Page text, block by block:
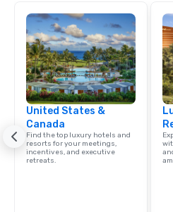
United States &
Canada
Find the top luxury hotels and
resorts for your meetings,
incentives, and executive
retreats.